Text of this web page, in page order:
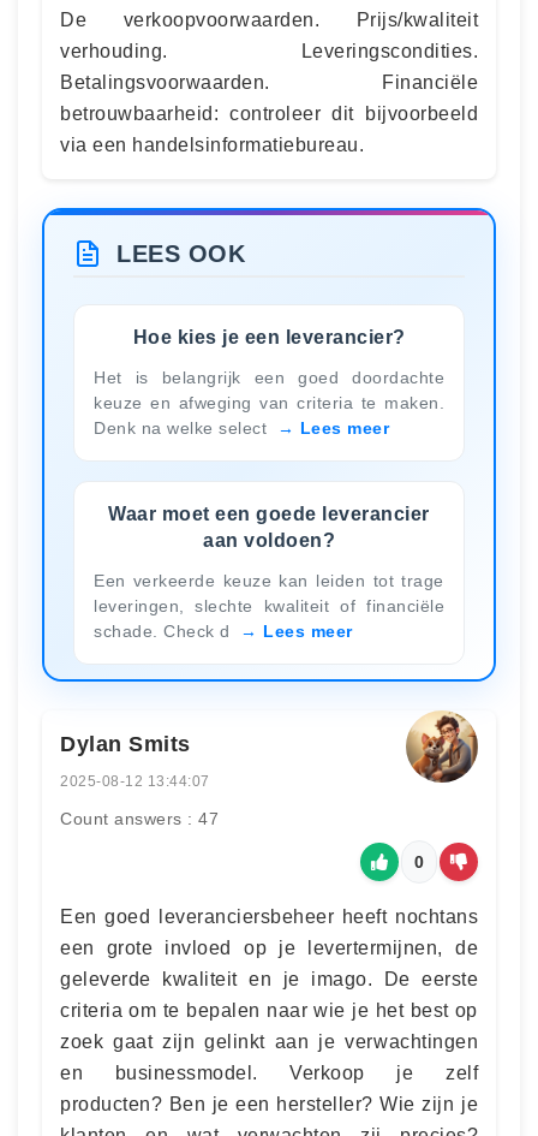
De verkoopvoorwaarden. Prijs/kwaliteit
verhouding. Leveringscondities.
Betalingsvoorwaarden. Financiële
betrouwbaarheid: controleer dit bijvoorbeeld
via een handelsinformatiebureau.
LEES OOK
Hoe kies je een leverancier?
Het is belangrijk een goed doordachte
keuze en afweging van criteria te maken.
Denk na welke select
Lees meer
Waar moet een goede leverancier
aan voldoen?
Een verkeerde keuze kan leiden tot trage
leveringen, slechte kwaliteit of financiële
schade. Check d
Lees meer
Dylan Smits
2025-08-12 13:44:07
Count answers : 47
0
Een goed leveranciersbeheer heeft nochtans
een grote invloed op je levertermijnen, de
geleverde kwaliteit en je imago. De eerste
criteria om te bepalen naar wie je het best op
zoek gaat zijn gelinkt aan je verwachtingen
en businessmodel. Verkoop je zelf
producten? Ben je een hersteller? Wie zijn je